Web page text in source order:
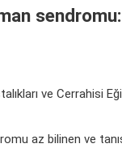
sendromu:
ve Cerrahisi
az bilinen ve